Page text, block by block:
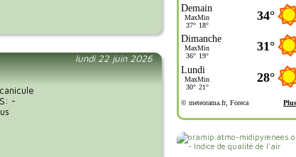
lundi 22 juin 2026
-